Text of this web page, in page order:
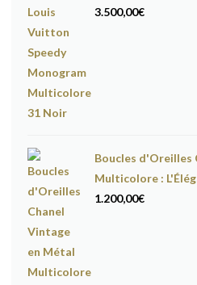
3.500,00€
Boucles d'Oreilles
Multicolore :
1.200,00€